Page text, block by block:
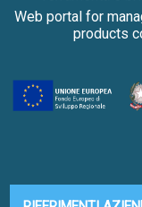
Web portal for
products